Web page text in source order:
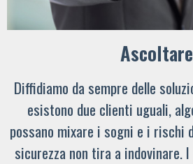
Ascoltare
Diffidiamo da sempre delle
esistono due clienti uguali,
possano mixare i sogni e i rischi
sicurezza non tira a indovinare.